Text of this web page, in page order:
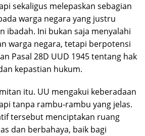
sekaligus melepaskan sebagian
warga negara yang justru
ibadah. Ini bukan saja menyalahi
warga negara, tetapi berpotensi
Pasal 28D UUD 1945 tentang hak
kepastian hukum.
itu. UU mengakui keberadaan
tanpa rambu-rambu yang jelas.
tersebut menciptakan ruang
dan berbahaya, baik bagi